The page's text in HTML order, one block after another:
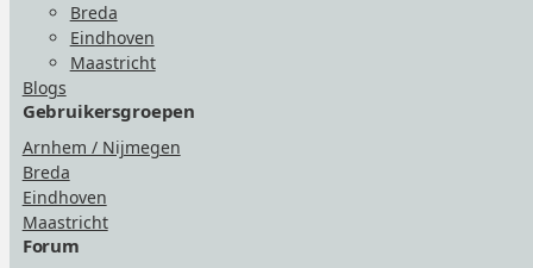
Breda
Eindhoven
Maastricht
Blogs
Gebruikersgroepen
Arnhem / Nijmegen
Breda
Eindhoven
Maastricht
Forum